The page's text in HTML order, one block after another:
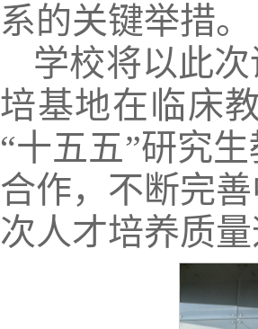
系的关键举措。
学校将以此
培基地在临床
“十五五”研究
合作，不断完
次人才培养质